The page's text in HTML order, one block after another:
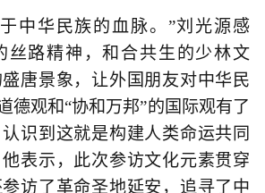
中华民族的血脉。”刘光源感
丝路精神，和合共生的少林文
唐景象，让外国朋友对中华民
德观和“协和万邦”的国际观有了
识到这就是构建人类命运共同
表示，此次参访文化元素贯穿
访了革命圣地延安，追寻了中